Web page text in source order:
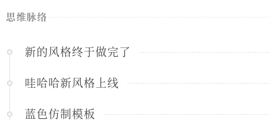
思维脉络
新的风格终于做完了
哇哈哈新风格上线
蓝色仿制模板